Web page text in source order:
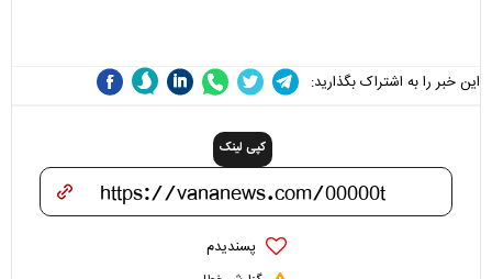
این خبر را به اشتراک بگذارید:
کپی لینک
پسندیدم